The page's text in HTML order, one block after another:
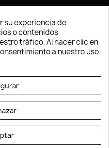
- 2026
su experiencia de
o contenidos
tráfico. Al hacer clic en
a nuestro uso